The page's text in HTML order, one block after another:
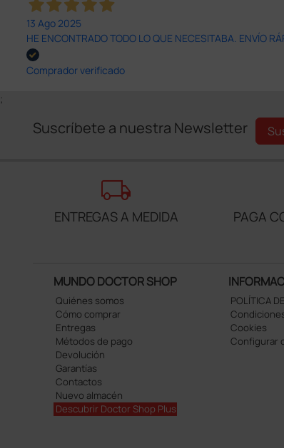
13 Ago 2025
HE ENCONTRADO TODO LO QUE NECESITABA. ENVÍO
Comprador verificado
;
Suscríbete a nuestra Newsletter
local_shipping
ENTREGAS A MEDIDA PAGA
MUNDO DOCTOR SHOP
Quiénes somos
Cómo comprar
Entregas
Métodos de pago
Devolución
Garantías
Contactos
Nuevo almacén
Descubrir Doctor Shop Plus
POLÍTICA
Cookies
Configurar